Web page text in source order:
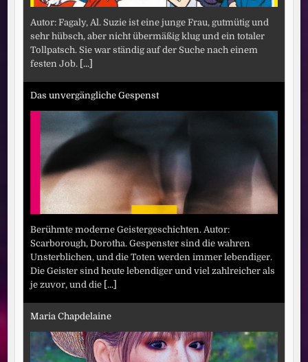
Autor: Fagaly, Al. Suzie ist eine junge Frau, gutmütig und
sehr hübsch, aber nicht übermäßig klug und ein totaler
Tollpatsch. Sie war ständig auf der Suche nach einem
festen Job. [...]
Das unvergängliche Gespenst
Berühmte moderne Geistergeschichten. Autor:
Scarborough, Dorotha. Gespenster sind die wahren
Unsterblichen, und die Toten werden immer lebendiger.
Die Geister sind heute lebendiger und viel zahlreicher als
je zuvor, und die [...]
Maria Chapdelaine